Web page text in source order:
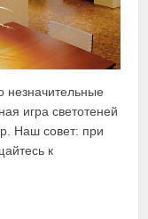
незначительные
игра светотеней
Наш совет: при
к